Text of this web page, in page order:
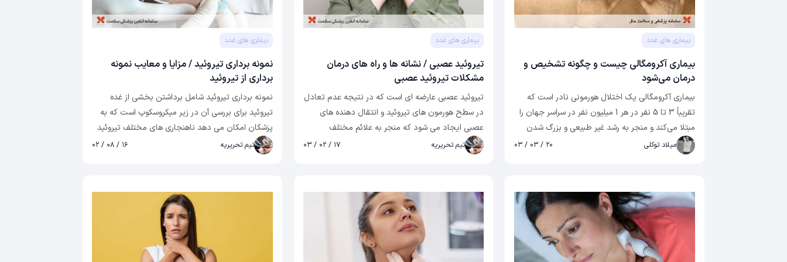
بیماری های غدد
بیماری آکرومگالی چیست و چگونه تشخیص و
درمان می‌شود
بیماری آکرومگالی یک اختلال هورمونی نادر است که
تقریباً 3 تا 5 نفر در هر 1 میلیون نفر در سراسر جهان را
مبتلا می‌کند و منجر به رشد غیر طبیعی و بزرگ شدن
بافت‌های مختلف بدن می‌شود. این بیماری در مراحل
اولیه خود اغلب بدون علامت است، اما با پیشرفت آن،
می‌کند. در صورت عدم درمان، بیماری آکرومگالی منجر
به عوارض جدی مانند بیماری های قلبی عروقی، دیابت
و مشکلات تنفسی می‌شود. در این مقاله از مجله
سلامت به بررسی این بیماری، بررسی علل، علائم،
میلاد توکلی ۲۰ / ۰۳ / ۰۳
بیماری های غدد
تیروئید عصبی / نشانه ها و راه های درمان
مشکلات تیروئید عصبی
تیروئید عصبی عارضه ای است که در نتیجه عدم تعادل
در سطح هورمون های تیروئید و انتقال دهنده های
عصبی ایجاد می شود که منجر به علائم مختلف
فیزیولوژیکی و عصبی می شود. هورمون های تیروئید
نقش مهمی در تنظیم عملکردهای مختلف بدن از جمله
عصبی هستند که به تنظیم خلق و خو، احساسات و
شناخت کمک می کنند.
تیم تحریریه ۱۷ / ۰۲ / ۰۳
بیماری های غدد
نمونه برداری تیروئید / مزایا و معایب نمونه
برداری از تیروئید
نمونه برداری تیروئید شامل برداشتن بخشی از غده
تیروئید برای بررسی آن در زیر میکروسکوپ است که به
پزشکان امکان می دهد ناهنجاری های مختلف تیروئید
را تشخیص دهند. غده تیروئید که در گردن قرار دارد،
نقش اساسی در تنظیم عملکردهای مختلف بدن دارد.
تغییرات در سطوح هورمونی گرفته تا بزرگ شدن غدد،
نمونه برداری تیروئید به ابزاری حیاتی در تشخیص و
درمان اختلالات تیروئید مانند بیماری گواتر تبدیل شده
تیم تحریریه ۱۶ / ۰۸ / ۰۲